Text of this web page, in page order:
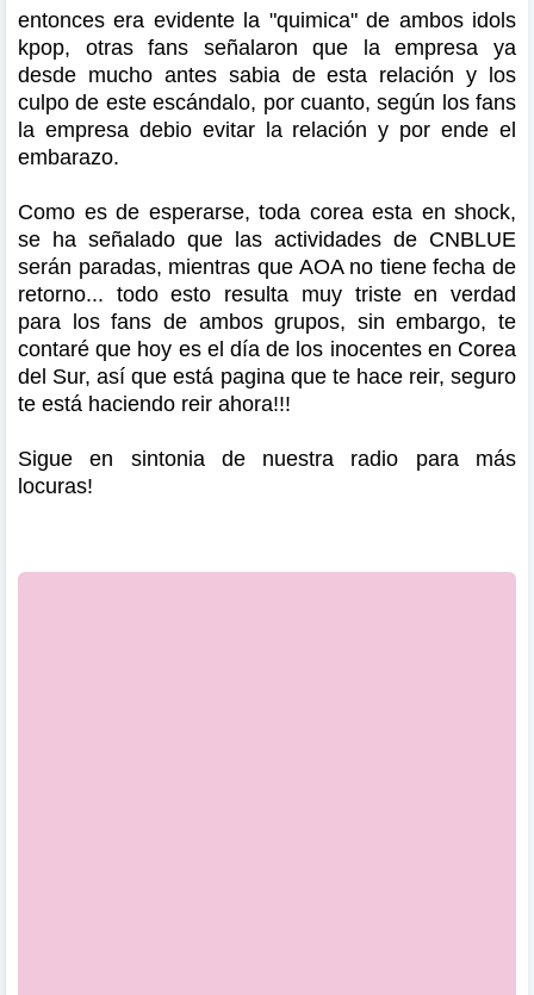
entonces era evidente la "quimica" de ambos idols
kpop, otras fans señalaron que la empresa ya
desde mucho antes sabia de esta relación y los
culpo de este escándalo, por cuanto, según los fans
la empresa debio evitar la relación y por ende el
embarazo.
Como es de esperarse, toda corea esta en shock,
se ha señalado que las actividades de CNBLUE
serán paradas, mientras que AOA no tiene fecha de
retorno... todo esto resulta muy triste en verdad
para los fans de ambos grupos, sin embargo, te
contaré que hoy es el día de los inocentes en Corea
del Sur, así que está pagina que te hace reir, seguro
te está haciendo reir ahora!!!
Sigue en sintonia de nuestra radio para más
locuras!